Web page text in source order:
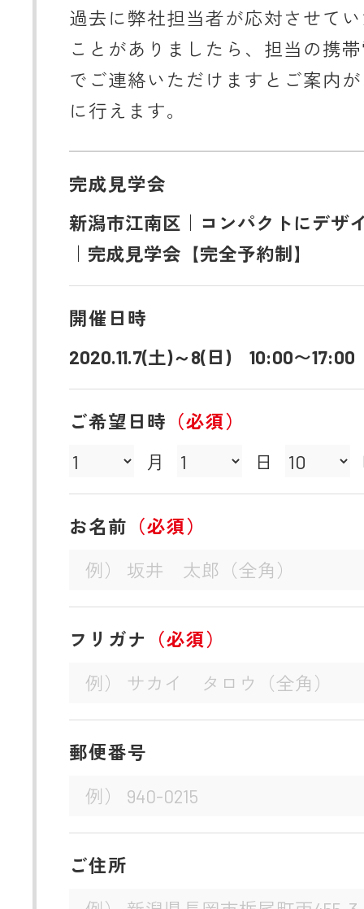
過去に弊社担当者が応対させて
ことがありましたら、担当の携
でご連絡いただけますとご案内
に行えます。
完成見学会
新潟市江南区｜コンパクトにデザ
｜完成見学会【完全予約制】
開催日時
2020.11.7(土)～8(日) 10:00〜17:00
ご希望日時 （必須）
月
日
お名前 （必須）
フリガナ （必須）
郵便番号
ご住所